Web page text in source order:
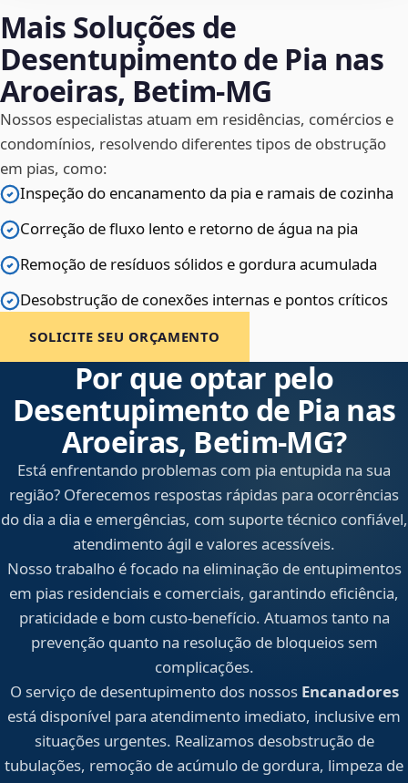
Mais Soluções de
Desentupimento de Pia nas
Aroeiras, Betim‑MG
Nossos especialistas atuam em residências, comércios e
condomínios, resolvendo diferentes tipos de obstrução
em pias, como:
Inspeção do encanamento da pia e ramais de cozinha
Correção de fluxo lento e retorno de água na pia
Remoção de resíduos sólidos e gordura acumulada
Desobstrução de conexões internas e pontos críticos
SOLICITE SEU ORÇAMENTO
Por que optar pelo
Desentupimento de Pia nas
Aroeiras, Betim‑MG?
Está enfrentando problemas com pia entupida na sua
região? Oferecemos respostas rápidas para ocorrências
do dia a dia e emergências, com suporte técnico confiável,
atendimento ágil e valores acessíveis.
Nosso trabalho é focado na eliminação de entupimentos
em pias residenciais e comerciais, garantindo eficiência,
praticidade e bom custo-benefício. Atuamos tanto na
prevenção quanto na resolução de bloqueios sem
complicações.
O serviço de desentupimento dos nossos Encanadores
está disponível para atendimento imediato, inclusive em
situações urgentes. Realizamos desobstrução de
tubulações, remoção de acúmulo de gordura, limpeza de